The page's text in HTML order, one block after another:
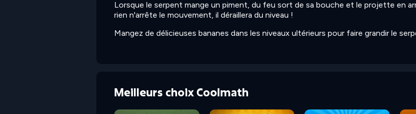
Lorsque le serpent mange un piment, du feu sort de sa bouche et le projette en
rien n'arrête le mouvement, il déraillera du niveau !
Mangez de délicieuses bananes dans les niveaux ultérieurs pour faire grandir le
Meilleurs choix Coolmath